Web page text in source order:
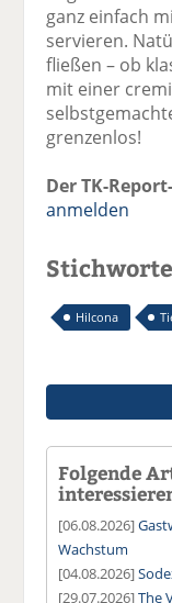
ganz einfach
servieren.
fließen – ob
mit einer
grenzenlos!
Der TK-
anmelden
Stichworte
Hilcona
Folgende
[06.08.2026]
Wachstum
[04.08.2026]
[29.07.2026]The